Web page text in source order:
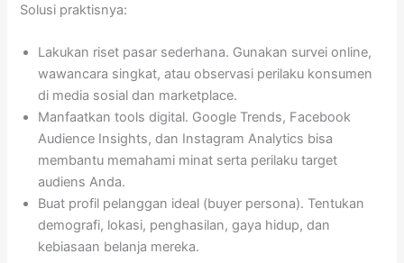
Solusi praktisnya:
Lakukan riset pasar sederhana. Gunakan survei online,
wawancara singkat, atau observasi perilaku konsumen
di media sosial dan marketplace.
Manfaatkan tools digital. Google Trends, Facebook
Audience Insights, dan Instagram Analytics bisa
membantu memahami minat serta perilaku target
audiens Anda.
Buat profil pelanggan ideal (buyer persona). Tentukan
demografi, lokasi, penghasilan, gaya hidup, dan
kebiasaan belanja mereka.